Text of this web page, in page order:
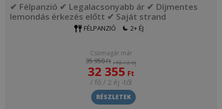
Csomagár már
35 950Ft / fő / 2 éj
32 355 Ft
/ fő / 2 éj -től
RÉSZLETEK
✔ Félpanzió ✔ Legalacsonyabb ár ✔ Díjmentes
lemondás érkezés előtt ✔ Saját strand
FÉLPANZIÓ 2+ ÉJ